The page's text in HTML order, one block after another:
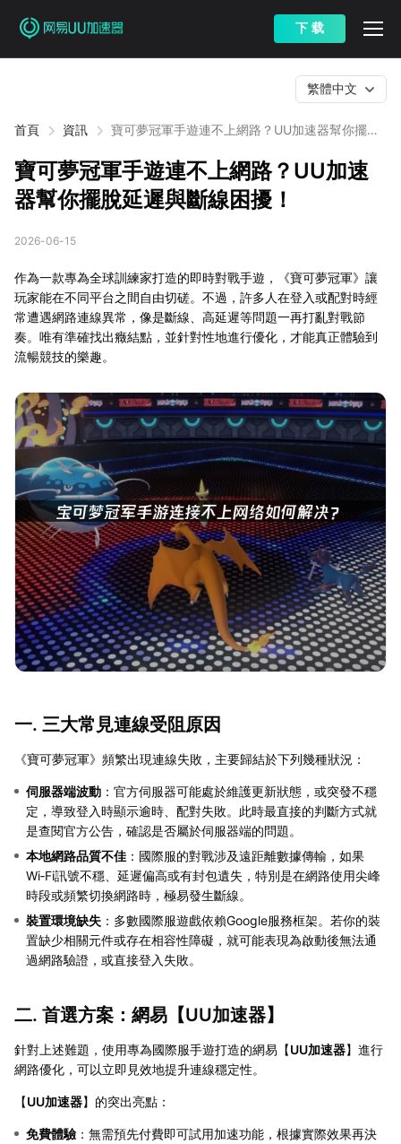
下 载
首頁 資訊
寶可夢冠軍手遊連不上網路？UU加速器幫你擺脫
繁體中文
寶可夢冠軍手遊連不上網路？UU加速
器幫你擺脫延遲與斷線困擾！
2026-06-15
作為一款專為全球訓練家打造的即時對戰手遊，《寶可夢冠軍》讓
玩家能在不同平台之間自由切磋。不過，許多人在登入或配對時經
常遭遇網路連線異常，像是斷線、高延遲等問題一再打亂對戰節
奏。唯有準確找出癥結點，並針對性地進行優化，才能真正體驗到
流暢競技的樂趣。
一. 三大常見連線受阻原因
《寶可夢冠軍》頻繁出現連線失敗，主要歸結於下列幾種狀況：
伺服器端波動 ：官方伺服器可能處於維護更新狀態，或突發不穩
定，導致登入時顯示逾時、配對失敗。此時最直接的判斷方式就
是查閱官方公告，確認是否屬於伺服器端的問題。
本地網路品質不佳 ：國際服的對戰涉及遠距離數據傳輸，如果
Wi‑Fi訊號不穩、延遲偏高或有封包遺失，特別是在網路使用尖峰
時段或頻繁切換網路時，極易發生斷線。
裝置環境缺失 ：多數國際服遊戲依賴Google服務框架。若你的裝
置缺少相關元件或存在相容性障礙，就可能表現為啟動後無法通
過網路驗證，或直接登入失敗。
二. 首選方案：網易【UU加速器】
針對上述難題，使用專為國際服手遊打造的網易【UU加速器】進行
網路優化，可以立即見效地提升連線穩定性。
【UU加速器】的突出亮點：
免費體驗 ：無需預先付費即可試用加速功能，根據實際效果再決